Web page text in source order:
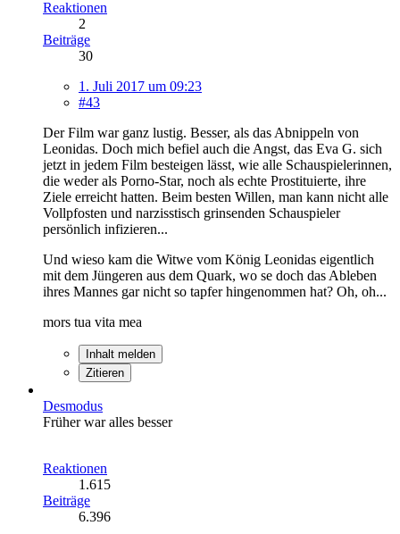
Reaktionen
2
Beiträge
30
1. Juli 2017 um 09:23
#43
Der Film war ganz lustig. Besser, als das Abnippeln von
Leonidas. Doch mich befiel auch die Angst, das Eva G. sich
jetzt in jedem Film besteigen lässt, wie alle Schauspielerinnen,
die weder als Porno-Star, noch als echte Prostituierte, ihre
Ziele erreicht hatten. Beim besten Willen, man kann nicht alle
Vollpfosten und narzisstisch grinsenden Schauspieler
persönlich infizieren...
Und wieso kam die Witwe vom König Leonidas eigentlich
mit dem Jüngeren aus dem Quark, wo se doch das Ableben
ihres Mannes gar nicht so tapfer hingenommen hat? Oh, oh...
mors tua vita mea
Inhalt melden
Zitieren
Desmodus
Früher war alles besser
Reaktionen
1.615
Beiträge
6.396